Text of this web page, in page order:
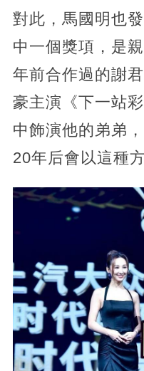
對此，馬國明也
中一個獎項，是
年前合作過的謝
豪主演《下一站
中飾演他的弟弟
20年后會以這種